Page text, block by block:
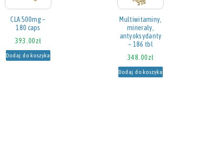
CLA 500mg –
180 caps
393.00zł
Dodaj do koszyka
Multiwitaminy,
minerały,
antyoksydanty
– 186 tbl
348.00zł
Dodaj do koszyka